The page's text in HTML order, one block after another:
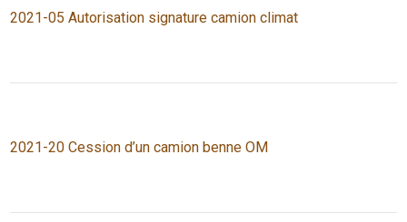
2021-05 Autorisation signature camion climat
2021-20 Cession d’un camion benne OM